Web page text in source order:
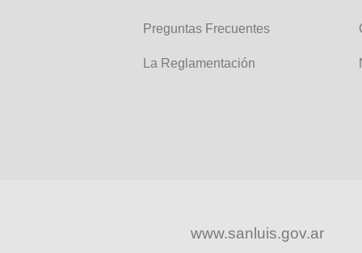
Preguntas Frecuentes
La Reglamentación
www.sanluis.gov.ar